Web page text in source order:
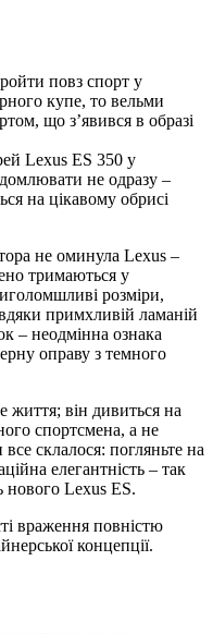
повз спорт у
купе, то вельми
що з’явився в образі
Lexus ES 350 у
не одразу –
на цiкавому обрисі
не оминула Lexus –
тримаються у
розміри,
примхливій ламаній
– неодмінна ознака
оправу з темного
життя; він дивиться на
спортсмена, а не
склалося: погляньте на
елегантність – так
нового Lexus ES.
враження повністю
концепції.